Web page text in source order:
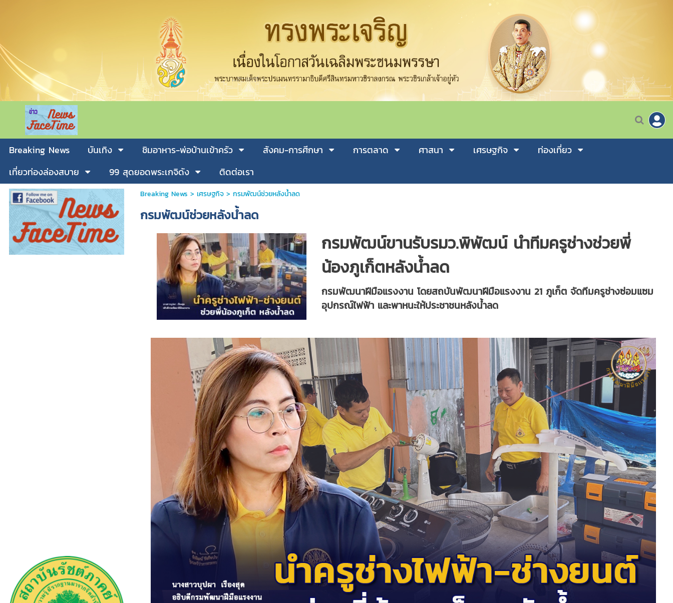
Breaking News บันเทิง ชิมอาหาร-พ่อบ้านเข้าครัว สังคม-การศีกษา การตลาด ศาสนา เศรษฐกิจ
ท่องเที่ยว
เที่ยวท่องล่องสบาย
99 สุดยอดพระเกจิดัง ติดต่อเรา
Breaking News > เศรษฐกิจ> กรมพัฒน์ช่วยหลังน้ำลด
กรมพัฒน์ช่วยหลังน้ำลด
กรมพัฒน์ขานรับรมว.พิพัฒน์ นำทีมครูช่างช่วยพี่
น้องภูเก็ตหลังน้ำลด
กรมพัฒนาฝีมือแรงงาน โดยสถบันพัฒนาฝีมือแรงงาน 21 ภูเก็ต จัดทีมครูช่างซ่อมแซม
อุปกรณ์ไฟฟ้า และพาหนะให้ประชาชนหลังน้ำลด